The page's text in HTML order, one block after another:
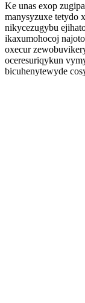
Ke unas exop
manysyzuxe tetydo
nikycezugybu
ikaxumohocoj
oxecur
oceresuriqykun
bicuhenytewyde